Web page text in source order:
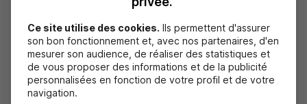
discipline développée par la FFA : l'Athlé Fit. «De
quoi apporter une nouvelle solution pour les
pratiquants de ces activités, particulièrement
affectés par la fermeture des salles de sport
Ce site utilise des cookies. Ils permettent d'assurer
son bon fonctionnement et, avec nos partenaires, d'en
mesurer son audience, de réaliser des statistiques et
de vous proposer des informations et de la publicité
personnalisées en fonction de votre profil et de votre
navigation.